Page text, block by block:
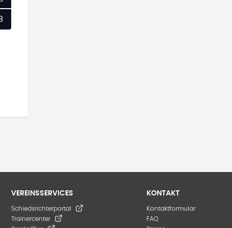
VEREINSSERVICES
Schiedsrichterportal
Trainercenter
KONTAKT
Kontaktformular
FAQ